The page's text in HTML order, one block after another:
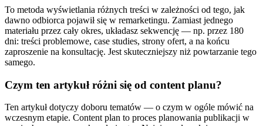
To metoda wyświetlania różnych treści w zależności od tego, jak
dawno odbiorca pojawił się w remarketingu. Zamiast jednego
materiału przez cały okres, układasz sekwencję — np. przez 180
dni: treści problemowe, case studies, strony ofert, a na końcu
zaproszenie na konsultację. Jest skuteczniejszy niż powtarzanie tego
samego.
Czym ten artykuł różni się od content planu?
Ten artykuł dotyczy doboru tematów — o czym w ogóle mówić na
wczesnym etapie. Content plan to proces planowania publikacji w